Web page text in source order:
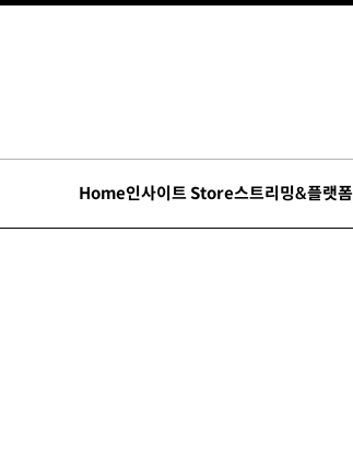
Home인사이트 Store스트리밍&플랫폼